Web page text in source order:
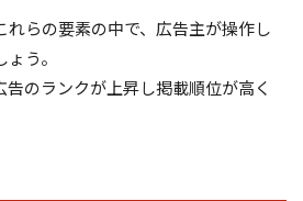
れらの要素の中で、広告主が操作し
う。
のランクが上昇し掲載順位が高く